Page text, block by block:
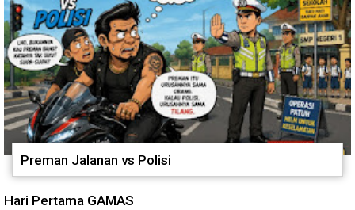
Preman Jalanan vs Polisi
Hari Pertama GAMAS